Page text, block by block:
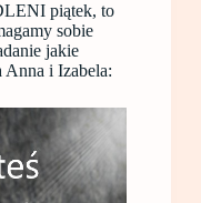
piątek, to
sobie
jakie
Anna i Izabela: